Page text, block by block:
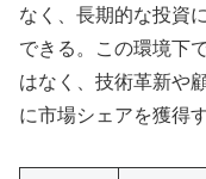
なく、長期的な投資
できる。この環境下
はなく、技術革新や
に市場シェアを獲得